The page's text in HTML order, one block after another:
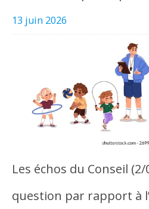
13 juin 2026
Les échos du Conseil
question par rapport à